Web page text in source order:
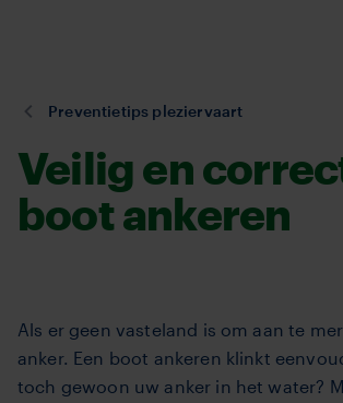
gaan
U
hier:
Preventietips pleziervaart
Veilig en
boot ankeren
Als er geen vasteland is om aan te
anker. Een boot ankeren klinkt
toch gewoon uw anker in het water?